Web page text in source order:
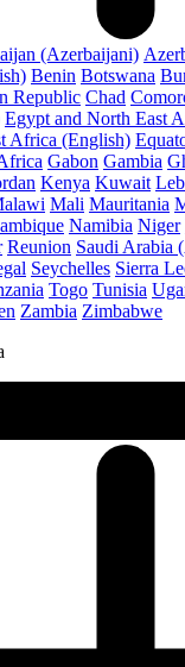
(Azerbaijani)
Benin Botswana
Republic Chad
Egypt and North East
Africa (English)
Gabon Gambia
Kenya Kuwait
Mali Mauritania
Namibia Niger
Reunion Saudi Arabia
Seychelles Sierra
Togo Tunisia
Zambia Zimbabwe